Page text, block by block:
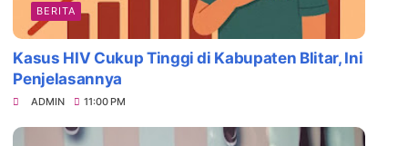
BERITA
Kasus HIV Cukup Tinggi di Kabupaten Blitar, Ini
Penjelasannya
ADMIN 11:00 PM